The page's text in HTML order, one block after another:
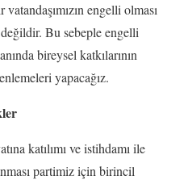
engelli olması
Bu sebeple engelli
bireysel katkılarının
yapacağız.
katılımı ve istihdamı ile
partimiz için birincil